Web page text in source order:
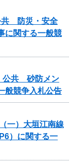
共 防災・安全
に関する一般競
公共 砂防メン
般競争入札公告
一）大垣江南線
）に関する一